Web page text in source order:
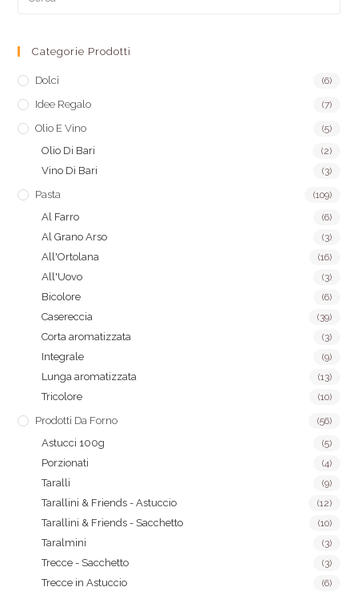
Categorie Prodotti
Dolci (6)
Idee Regalo (7)
Olio E Vino (5)
Olio Di Bari (2)
Vino Di Bari (3)
Pasta (109)
Al Farro (6)
Al Grano Arso (3)
All'Ortolana (16)
All'Uovo (3)
Bicolore (6)
Casereccia (39)
Corta aromatizzata (3)
Integrale (9)
Lunga aromatizzata (13)
Tricolore (10)
Prodotti Da Forno (56)
Astucci 100g (5)
Porzionati (4)
Taralli (9)
Tarallini & Friends - Astuccio (12)
Tarallini & Friends - Sacchetto (10)
Taralmini (3)
Trecce - Sacchetto (3)
Trecce in Astuccio (6)